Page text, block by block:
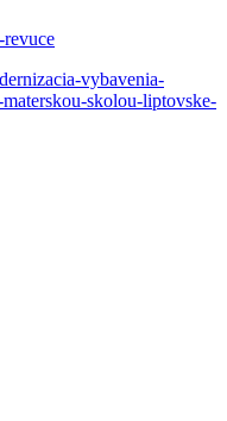
vybavenia-
skolou-liptovske-